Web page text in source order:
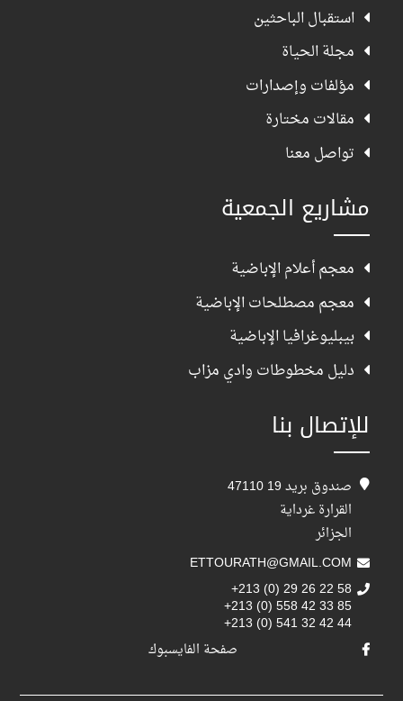
استقبال الباحثين
مجلة الحياة
مؤلفات وإصدارات
مقالات مختارة
تواصل معنا
مشاريع الجمعية
معجم أعلام الإباضية
معجم مصطلحات الإباضية
بيبليوغرافيا الإباضية
دليل مخطوطات وادي مزاب
للإتصال بنا
صندوق بريد 19 47110
القرارة غرداية
الجزائر
ETTOURATH@GMAIL.COM
+213 (0) 29 26 22 58
+213 (0) 558 42 33 85
+213 (0) 541 32 42 44
صفحة الفايسبوك